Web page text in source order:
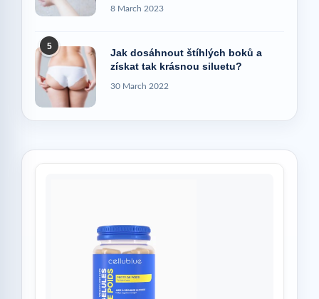
8 March 2023
5
Jak dosáhnout štíhlých boků a
získat tak krásnou siluetu?
30 March 2022